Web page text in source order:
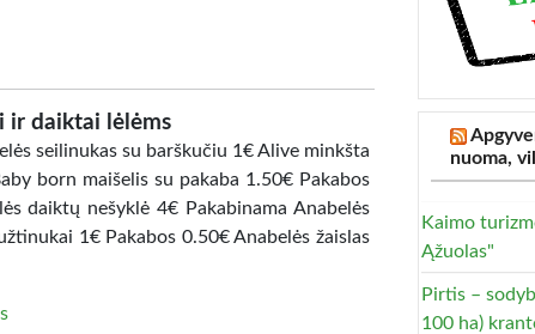
ir daiktai lėlėms
seilinukas su barškučiu 1€ Alive minkšta
born maišelis su pakaba 1.50€ Pakabos
daiktų nešyklė 4€ Pakabinama Anabelės
1€ Pakabos 0.50€ Anabelės žaislas
nuoma,
Kaimo
Ąžuolas"
Pirtis –
100 ha)